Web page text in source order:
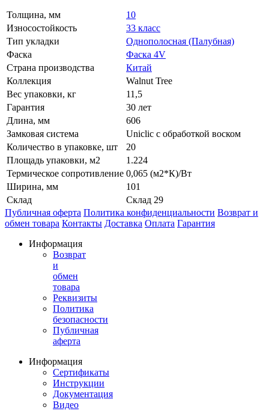
Толщина, мм
10
Износостойкость
33 класс
Тип укладки
Однополосная (Палубная)
Фаска
Фаска 4V
Страна производства
Китай
Коллекция
Walnut Tree
Вес упаковки, кг
11,5
Гарантия
30 лет
Длина, мм
606
Замковая система
Uniclic с обработкой воском
Количество в упаковке, шт
20
Площадь упаковки, м2
1.224
Термическое сопротивление 0,065 (м2*К)/Вт
Ширина, мм
101
Склад
Склад 29
Публичная оферта Политика конфиденциальности Возврат и
обмен товара Контакты Доставка Оплата Гарантия
Информация
Возврат
и
обмен
товара
Реквизиты
Политика
безопасности
Публичная
аферта
Информация
Сертификаты
Инструкции
Документация
Видео